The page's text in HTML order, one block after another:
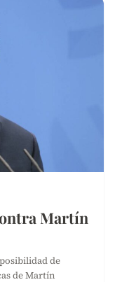
Martín
de
de Martín